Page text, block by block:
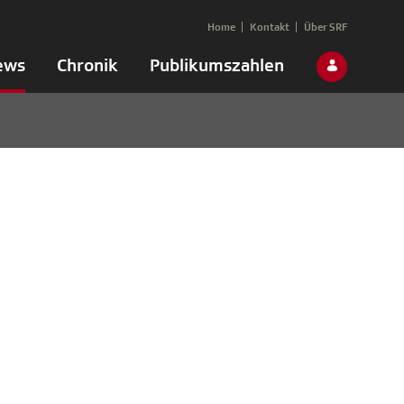
Chronik Publikumszahlen
Home Kontakt Über SRF